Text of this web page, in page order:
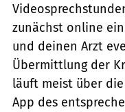
zunächst online
und deinen Arzt
Übermittlung der
läuft meist über
App des